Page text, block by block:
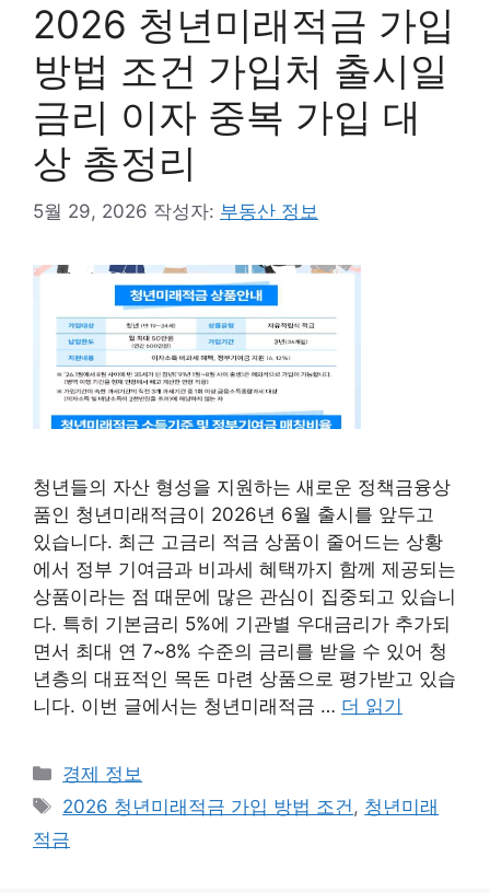
2026 청년미래적금 가입
방법 조건 가입처 출시일
금리 이자 중복 가입 대
상 총정리
5월 29, 2026 작성자: 부동산 정보
청년들의 자산 형성을 지원하는 새로운 정책금융상
품인 청년미래적금이 2026년 6월 출시를 앞두고
있습니다. 최근 고금리 적금 상품이 줄어드는 상황
에서 정부 기여금과 비과세 혜택까지 함께 제공되는
상품이라는 점 때문에 많은 관심이 집중되고 있습니
다. 특히 기본금리 5%에 기관별 우대금리가 추가되
면서 최대 연 7~8% 수준의 금리를 받을 수 있어 청
년층의 대표적인 목돈 마련 상품으로 평가받고 있습
니다. 이번 글에서는 청년미래적금 … 더 읽기
카
테
리
경제 정보
태
그
2026 청년미래적금 가입 방법 조건 , 청년미래
적금